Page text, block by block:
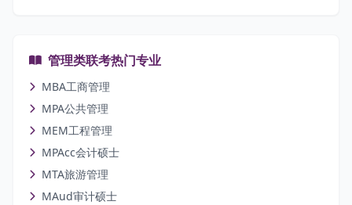
管理类联考热门专业
MBA工商管理
MPA公共管理
MEM工程管理
MPAcc会计硕士
MTA旅游管理
MAud审计硕士